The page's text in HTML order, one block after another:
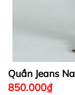
Quần Jeans
850.000₫